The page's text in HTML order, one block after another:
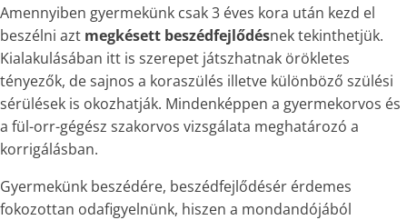
Amennyiben gyermekünk csak 3 éves kora után kezd el
beszélni azt megkésett beszédfejlődésnek tekinthetjük.
Kialakulásában itt is szerepet játszhatnak örökletes
tényezők, de sajnos a koraszülés illetve különböző szülési
sérülések is okozhatják. Mindenképpen a gyermekorvos és
a fül-orr-gégész szakorvos vizsgálata meghatározó a
korrigálásban.
Gyermekünk beszédére, beszédfejlődésér érdemes
fokozottan odafigyelnünk, hiszen a mondandójából